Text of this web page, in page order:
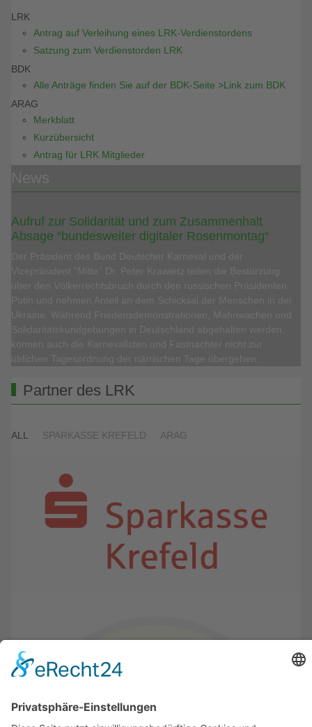
LRK
Antrag auf Verleihung eines LRK-Verdienstordens
Satzung zum Verdienstorden LRK
BDK
Alle Anträge finden Sie auf der BDK-Seite >Link zum BDK
ARAG
Merkblatt
Kurzübersicht
Antrag für LRK Mitglieder
Aufruf zur Solidarität und zum Zusammenhalt
Absage “bundesweiter digitaler Rosenmontag“
Partner des LRK
ALL SPARKASSE KREFELD ARAG